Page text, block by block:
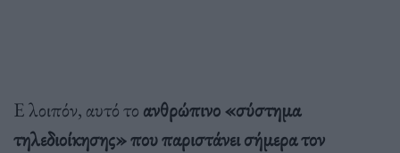
Ε λοιπόν, αυτό το ανθρώπινο «σύστημα
τηλεδιοίκησης» που παριστάνει σήμερα τον